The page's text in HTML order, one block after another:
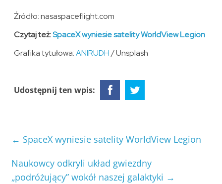
Źródło: nasaspaceflight.com
Czytaj też:SpaceX wyniesie satelity WorldView Legion
Grafika tytułowa:ANIRUDH/ Unsplash
Udostępnij ten wpis:
← SpaceX wyniesie satelity WorldView Legion
Naukowcy odkryli układ gwiezdny
„podróżujący” wokół naszej galaktyki →